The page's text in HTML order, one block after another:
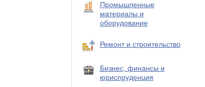
Промышленные
материалы и
оборудование
Ремонт и строительство
Бизнес, финансы и
юриспруденция